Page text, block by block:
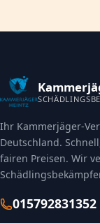
Ihr Kammerjäger-
Deutschland.
fairen Preisen. Wir
015792831352